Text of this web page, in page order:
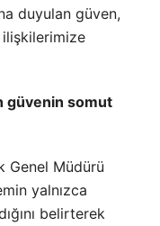
duyulan güven,
ilişkilerimize
güvenin somut
Genel Müdürü
yalnızca
belirterek